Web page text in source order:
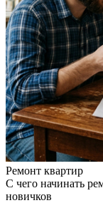
Ремонт квартир
С чего начинать
новичков